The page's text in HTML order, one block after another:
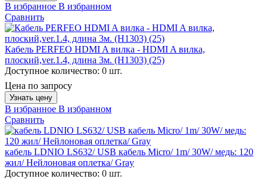
В избранное В избранном
Сравнить
Кабель PERFEO HDMI A вилка - HDMI A вилка,
плоский,ver.1.4, длина 3м. (H1303) (25)
Доступное количество: 0 шт.
Цена по запросу
Узнать цену
В избранное В избранном
Сравнить
кабель LDNIO LS632/ USB кабель Micro/ 1m/ 30W/ медь: 120
жил/ Нейлоновая оплетка/ Gray
Доступное количество: 0 шт.